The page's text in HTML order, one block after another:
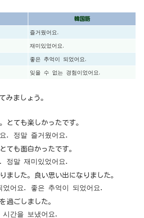
韓国語
즐거웠어요.
재미있었어요.
좋은 추억이 되었어요.
잊을 수 없는 경험이었어요.
みましょう。
とても楽しかったです。
. 정말 즐거웠어요.
ても面白かったです。
정말 재미있었어요.
ました。良い思い出になりました。
어요. 좋은 추억이 되었어요.
過ごしました。
간을 보냈어요.